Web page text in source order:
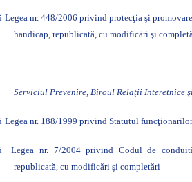
Legea nr. 448/2006 privind protecţia şi
handicap, republicată, cu modificări şi
Serviciul Prevenire, Biroul Relaţii Interetnice
Legea nr. 188/1999 privind Statutul
Legea nr. 7/2004 privind Codul de
republicată, cu modificări şi completări